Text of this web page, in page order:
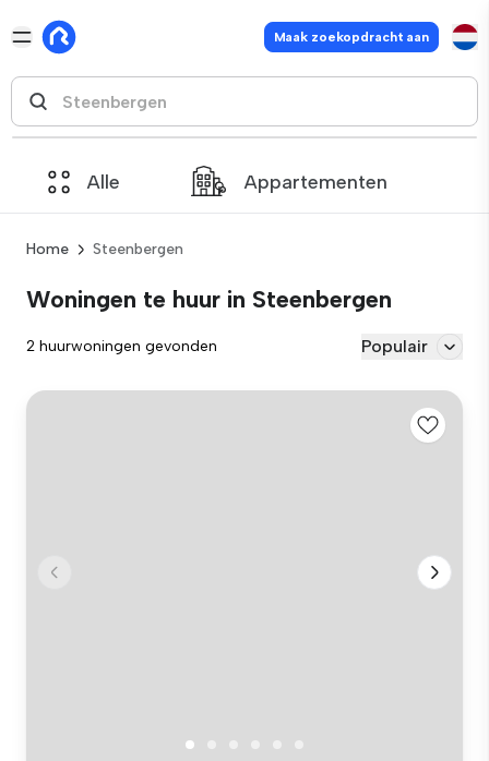
Maak zoekopdracht aan
Alle Appartementen
Home Steenbergen
Woningen te huur in Steenbergen
2 huurwoningen gevonden Populair